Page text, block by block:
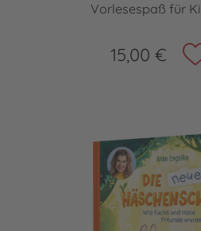
Vorlesespaß für
15,00 €